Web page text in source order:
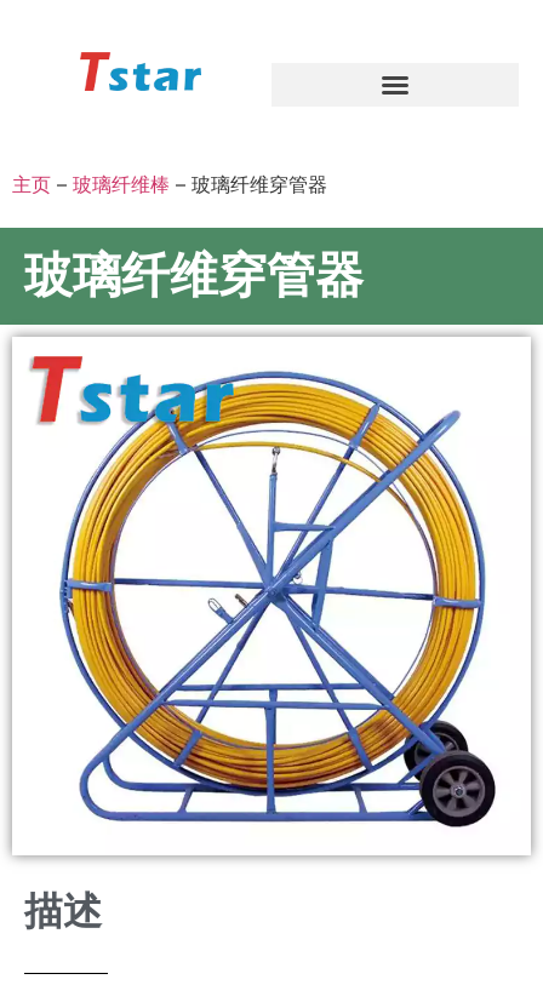
主页 – 玻璃纤维棒 – 玻璃纤维穿管器
玻璃纤维穿管器
描述